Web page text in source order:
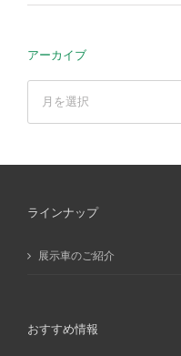
アーカイブ
ラインナップ
展示車のご紹介
おすすめ情報